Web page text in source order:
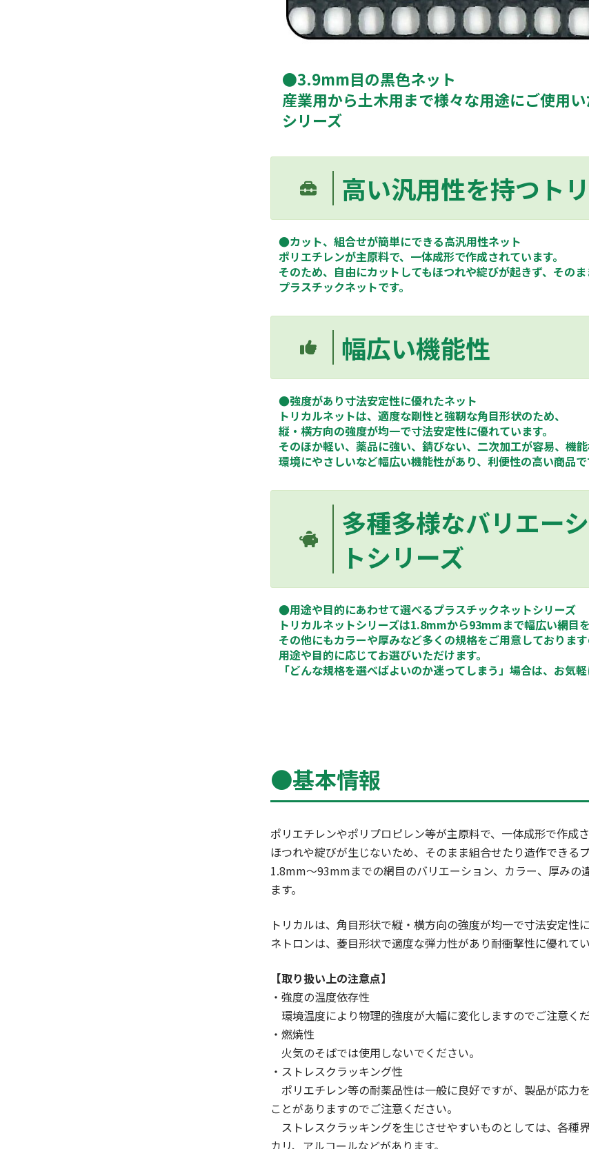
●3.9mm目の黒色ネット
産業用から土木用まで様々な用途にご使用
シリーズ
高い汎用性を持つト
●カット、組合せが簡単にできる高汎用性ネット
ポリエチレンが主原料で、一体成形で作成されています。
そのため、自由にカットしてもほつれや綻びが起きず、その
プラスチックネットです。
幅広い機能性
●強度があり寸法安定性に優れたネット
トリカルネットは、適度な剛性と強靭な角目形状のため、
縦・横方向の強度が均一で寸法安定性に優れています。
そのほか軽い、薬品に強い、錆びない、二次加工が容易、機能
環境にやさしいなど幅広い機能性があり、利便性の高い商品で
多種多様なバリエー
トシリーズ
●用途や目的にあわせて選べるプラスチックネットシリーズ
トリカルネットシリーズは1.8mmから93mmまで幅広い網目を
その他にもカラーや厚みなど多くの規格をご用意しております
用途や目的に応じてお選びいただけます。
「どんな規格を選べばよいのか迷ってしまう」場合は、お気
●基本情報
ポリエチレンやポリプロピレン等が主原料で、一体成形で作成
ほつれや綻びが生じないため、そのまま組合せたり造作できる
1.8mm～93mmまでの網目のバリエーション、カラー、厚みの
ます。
トリカルは、角目形状で縦・横方向の強度が均一で寸法安定性に
ネトロンは、菱目形状で適度な弾力性があり耐衝撃性に優れてい
【取り扱い上の注意点】
・強度の温度依存性
環境温度により物理的強度が大幅に変化しますのでご注意くだ
・燃焼性
火気のそばでは使用しないでください。
・ストレスクラッキング性
ポリエチレン等の耐薬品性は一般に良好ですが、製品が応力
ことがありますのでご注意ください。
ストレスクラッキングを生じさせやすいものとしては、各種